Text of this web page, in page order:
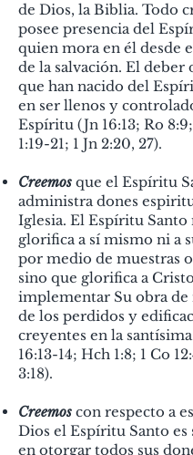
de Dios, la Biblia. Todo
posee presencia del
quien mora en él desde
de la salvación. El deber
que han nacido del
en ser llenos y
Espíritu (Jn 16:13; Ro
1:19-21; 1 Jn 2:20, 27).
Creemos que el Espíritu
administra dones
Iglesia. El Espíritu Santo
glorifica a sí mismo ni a
por medio de muestras
sino que glorifica a
implementar Su obra de
de los perdidos y
creyentes en la
16:13-14; Hch 1:8; 1 Co
3:18).
Creemos con respecto a
Dios el Espíritu Santo es
en otorgar todos sus